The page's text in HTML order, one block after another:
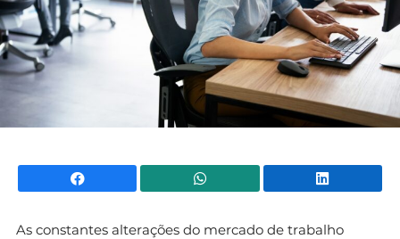
Facebook WhatsApp
As constantes alterações do mercado de trabalho